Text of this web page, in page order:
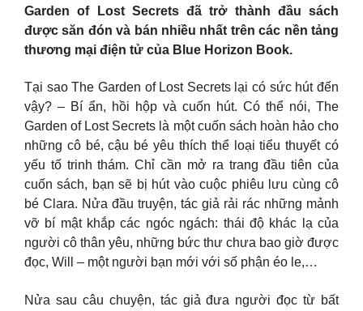
Garden of Lost Secrets đã trở thành đầu sách
được săn đón và bán nhiều nhất trên các nền tảng
thương mại điện tử của Blue Horizon Book.
Tại sao The Garden of Lost Secrets lại có sức hút đến
vậy? – Bí ẩn, hồi hộp và cuốn hút. Có thể nói, The
Garden of Lost Secrets là một cuốn sách hoàn hảo cho
những cô bé, cậu bé yêu thích thể loại tiểu thuyết có
yếu tố trinh thám. Chỉ cần mở ra trang đầu tiên của
cuốn sách, bạn sẽ bị hút vào cuộc phiêu lưu cùng cô
bé Clara. Nửa đầu truyện, tác giả rải rác những mảnh
vỡ bí mật khắp các ngóc ngách: thái độ khác lạ của
người cô thân yêu, những bức thư chưa bao giờ được
đọc, Will – một người bạn mới với số phận éo le,…
Nửa sau câu chuyện, tác giả đưa người đọc từ bất